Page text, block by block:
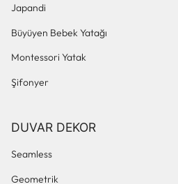
Japandi
Büyüyen Bebek Yatağı
Montessori Yatak
Şifonyer
DUVAR DEKOR
Seamless
Geometrik